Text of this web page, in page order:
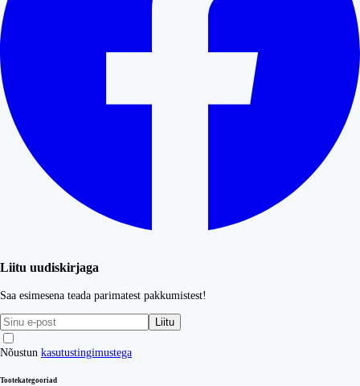
Liitu uudiskirjaga
Saa esimesena teada parimatest pakkumistest!
Liitu
Nõustun kasutustingimustega
Tootekategooriad